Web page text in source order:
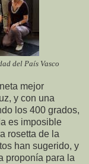
del País Vasco
mejor
y con una
los 400 grados,
es imposible
rosetta de la
han sugerido, y
proponía para la